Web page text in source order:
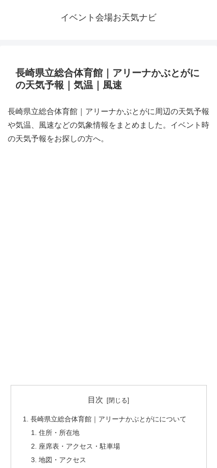
イベント会場お天気ナビ
長崎県立総合体育館｜アリーナかぶとがに
の天気予報｜気温｜風速
長崎県立総合体育館｜アリーナかぶとがに周辺の天気予報
や気温、風速などの気象情報をまとめました。イベント時
の天気予報をお探しの方へ。
目次
長崎県立総合体育館｜アリーナかぶとがにについて
住所・所在地
座席表・アクセス・駐車場
地図・アクセス